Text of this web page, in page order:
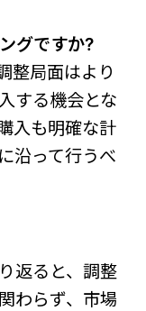
グですか?
整局面はより
する機会とな
入も明確な計
沿って行うべ
返ると、調整
わらず、市場